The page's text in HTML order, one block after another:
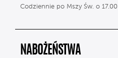
Codziennie po Mszy Św. o 17.00
NABOŻEŃSTWA